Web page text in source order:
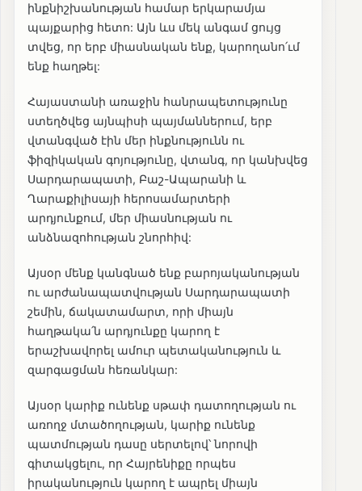
ինքնիշխանության համար երկարամյա
պայքարից հետո: Այն ևս մեկ անգամ ցույց
տվեց, որ երբ միասնական ենք, կարողանո՛ւմ
ենք հաղթել:
Հայաստանի առաջին հանրապետությունը
ստեղծվեց այնպիսի պայմաններում, երբ
վտանգված էին մեր ինքնությունն ու
ֆիզիկական գոյությունը, վտանգ, որ կանխվեց
Սարդարապատի, Բաշ-Ապարանի և
Ղարաքիլիսայի հերոսամարտերի
արդյունքում, մեր միասնության ու
անձնազոհության շնորհիվ:
Այսօր մենք կանգնած ենք բարոյականության
ու արժանապատվության Սարդարապատի
շեմին, ճակատամարտ, որի միայն
հաղթակա՛ն արդյունքը կարող է
երաշխավորել ամուր պետականություն և
զարգացման հեռանկար:
Այսօր կարիք ունենք սթափ դատողության ու
առողջ մտածողության, կարիք ունենք
պատմության դասը սերտելով՝ նորովի
գիտակցելու, որ Հայրենիքը որպես
իրականություն կարող է ապրել միայն